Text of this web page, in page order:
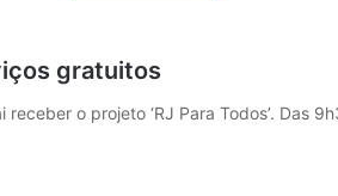
gratuitos
o projeto ‘RJ Para Todos’. Das